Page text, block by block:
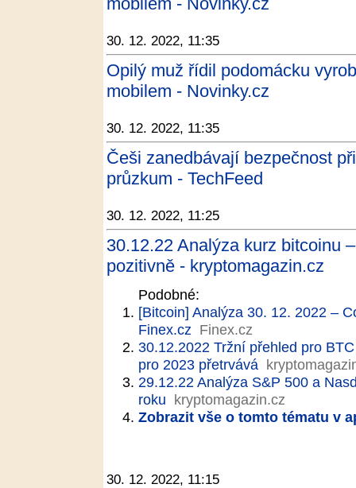
30. 12. 2022, 11:35
Opilý muž řídil podomácku
mobilem - Novinky.cz
30. 12. 2022, 11:35
Češi zanedbávají bezpečnost
průzkum - TechFeed
30. 12. 2022, 11:25
30.12.22 Analýza kurz bitcoinu
pozitivně - kryptomagazin.cz
Podobné:
[Bitcoin] Analýza 30. 12. 2022 –
Finex.cz Finex.cz
30.12.2022 Tržní přehled pro
pro 2023 přetrvává
29.12.22 Analýza S&P 500 a
roku kryptomagazin.cz
Zobrazit vše o tomto tématu v
30. 12. 2022, 11:15